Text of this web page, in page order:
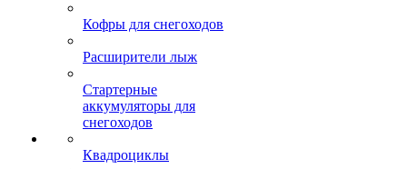
Кофры для снегоходов
Расширители лыж
Стартерные
аккумуляторы для
снегоходов
Квадроциклы